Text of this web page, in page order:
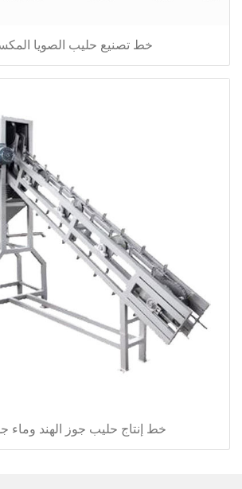
خط تصنيع حليب الصويا
خط إنتاج حليب جوز الهند وماء